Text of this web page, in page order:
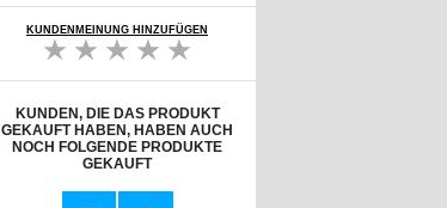
KUNDENMEINUNG HINZUFÜGEN
KUNDEN, DIE DAS PRODUKT
GEKAUFT HABEN, HABEN AUCH
NOCH FOLGENDE PRODUKTE
GEKAUFT
Maxell R6/AA-
Multifunktionales